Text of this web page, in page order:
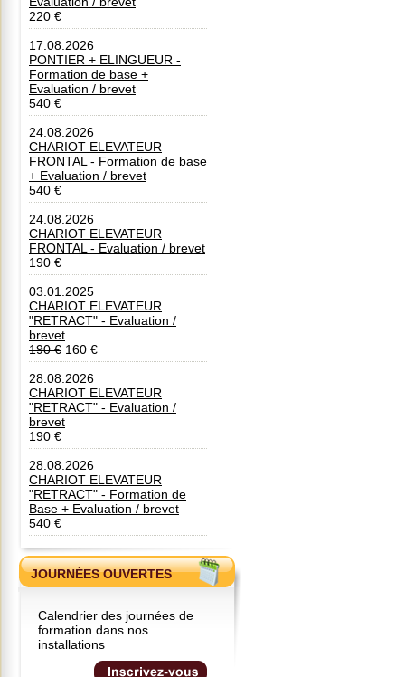
220 €
17.08.2026
PONTIER + ELINGUEUR -
Formation de base +
Evaluation / brevet
540 €
24.08.2026
CHARIOT ELEVATEUR
FRONTAL - Formation de base
+ Evaluation / brevet
540 €
24.08.2026
CHARIOT ELEVATEUR
FRONTAL - Evaluation / brevet
190 €
03.01.2025
CHARIOT ELEVATEUR
"RETRACT" - Evaluation /
brevet
190 € 160 €
28.08.2026
CHARIOT ELEVATEUR
"RETRACT" - Evaluation /
brevet
190 €
28.08.2026
CHARIOT ELEVATEUR
"RETRACT" - Formation de
Base + Evaluation / brevet
540 €
JOURNÉES OUVERTES
Calendrier des journées de
formation dans nos
installations